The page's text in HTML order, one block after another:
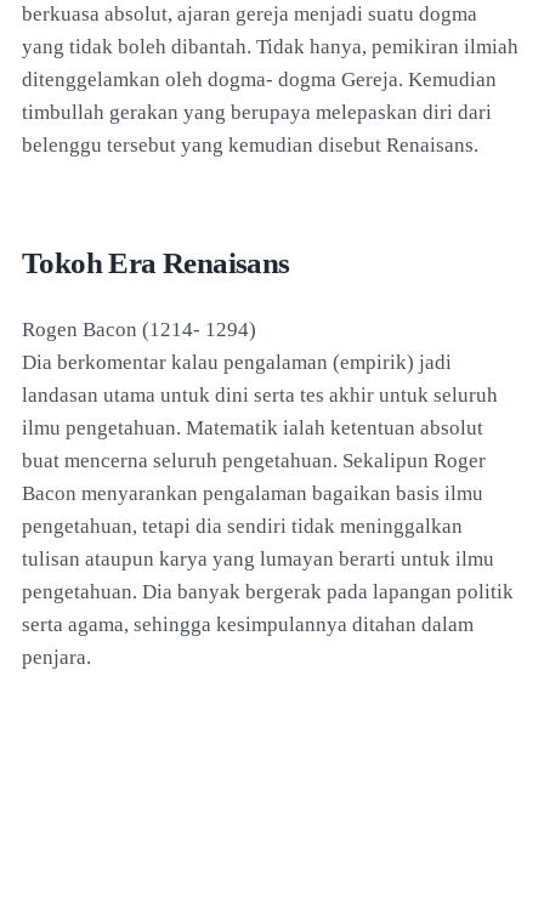
berkuasa absolut, ajaran gereja menjadi suatu dogma
yang tidak boleh dibantah. Tidak hanya, pemikiran ilmiah
ditenggelamkan oleh dogma- dogma Gereja. Kemudian
timbullah gerakan yang berupaya melepaskan diri dari
belenggu tersebut yang kemudian disebut Renaisans.
Tokoh Era Renaisans
Rogen Bacon (1214- 1294)
Dia berkomentar kalau pengalaman (empirik) jadi
landasan utama untuk dini serta tes akhir untuk seluruh
ilmu pengetahuan. Matematik ialah ketentuan absolut
buat mencerna seluruh pengetahuan. Sekalipun Roger
Bacon menyarankan pengalaman bagaikan basis ilmu
pengetahuan, tetapi dia sendiri tidak meninggalkan
tulisan ataupun karya yang lumayan berarti untuk ilmu
pengetahuan. Dia banyak bergerak pada lapangan politik
serta agama, sehingga kesimpulannya ditahan dalam
penjara.